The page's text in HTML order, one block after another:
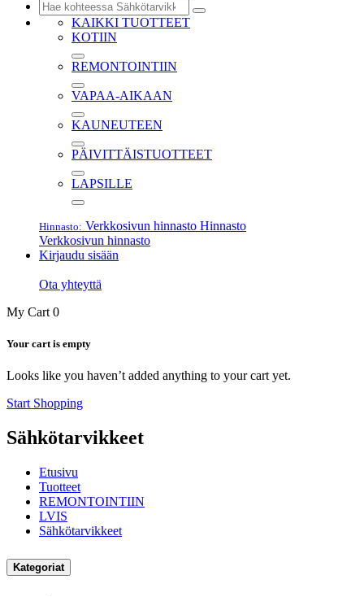
KAIKKI TUOTTEET
KOTIIN
REMONTOINTIIN
VAPAA-AIKAAN
KAUNEUTEEN
PÄIVITTÄISTUOTTEET
LAPSILLE
Hinnasto: Verkkosivun hinnasto Hinnasto
Verkkosivun hinnasto
Kirjaudu sisään
Ota yhteyttä
My Cart 0
Your cart is empty
Looks like you haven’t added anything to your cart yet.
Start Shopping
Sähkötarvikkeet
Etusivu
Tuotteet
REMONTOINTIIN
LVIS
Sähkötarvikkeet
Kategoriat